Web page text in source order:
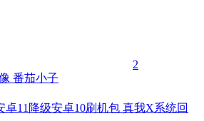
2
番茄小子